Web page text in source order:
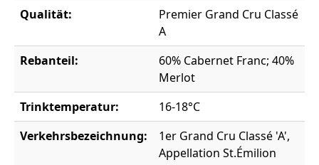
Qualität:
Premier Grand Cru Classé
A
Rebanteil:
60% Cabernet Franc; 40%
Merlot
Trinktemperatur:
16-18°C
Verkehrsbezeichnung:
1er Grand Cru Classé 'A',
Appellation St.Émilion